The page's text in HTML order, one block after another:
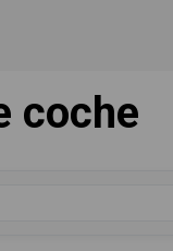
coche